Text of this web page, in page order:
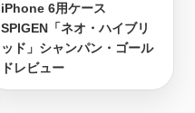
iPhone 6用ケース
SPIGEN「ネオ・ハイブリ
ッド」シャンパン・ゴール
ドレビュー